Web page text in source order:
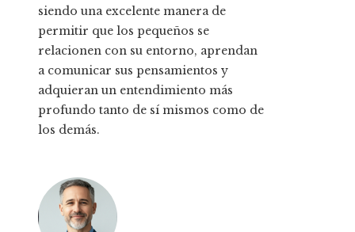
siendo una excelente manera de
permitir que los pequeños se
relacionen con su entorno, aprendan
a comunicar sus pensamientos y
adquieran un entendimiento más
profundo tanto de sí mismos como de
los demás.